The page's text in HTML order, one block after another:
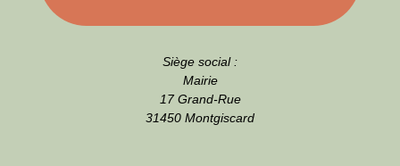
Siège social :
Mairie
17 Grand-Rue
31450 Montgiscard